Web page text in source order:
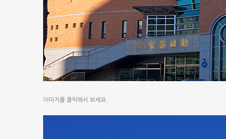
이미지를 클릭해서 보세요.